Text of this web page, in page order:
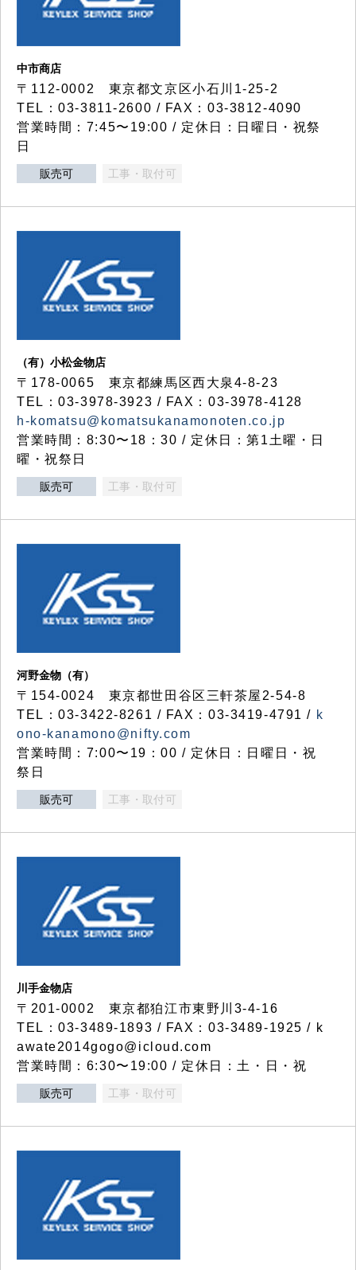
中市商店
〒112-0002 東京都文京区小石川1-25-2
TEL：03-3811-2600 / FAX：03-3812-4090
営業時間：7:45〜19:00 / 定休日：日曜日・祝祭
日
販売可 工事・取付可
（有）小松金物店
〒178-0065 東京都練馬区西大泉4-8-23
TEL：03-3978-3923 / FAX：03-3978-4128
h-komatsu@komatsukanamonoten.co.jp
営業時間：8:30〜18：30 / 定休日：第1土曜・日
曜・祝祭日
販売可 工事・取付可
河野金物（有）
〒154-0024 東京都世田谷区三軒茶屋2-54-8
TEL：03-3422-8261 / FAX：03-3419-4791 / k
ono-kanamono@nifty.com
営業時間：7:00〜19：00 / 定休日：日曜日・祝
祭日
販売可 工事・取付可
川手金物店
〒201-0002 東京都狛江市東野川3-4-16
TEL：03-3489-1893 / FAX：03-3489-1925 / k
awate2014gogo@icloud.com
営業時間：6:30〜19:00 / 定休日：土・日・祝
販売可 工事・取付可